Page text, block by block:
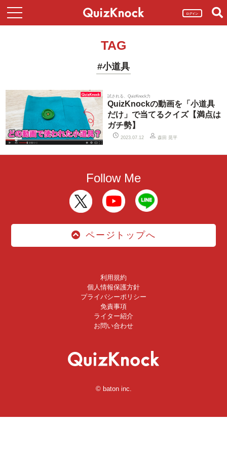
ログイン
TAG
#小道具
試される、QuizKnock力
QuizKnockの動画を「小道具
だけ」で当てるクイズ【満点は
ガチ勢】
2023.07.12 森田 晃平
Follow Me
ページトップへ
利用規約
個人情報保護方針
プライバシーポリシー
免責事項
ライター紹介
お問い合わせ
© baton inc.